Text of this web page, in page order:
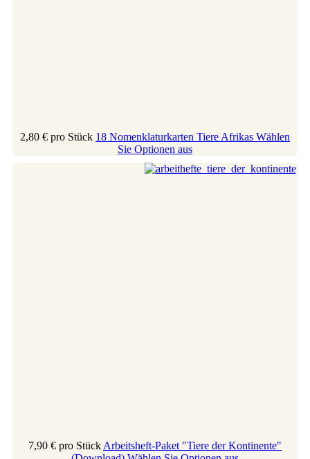
2,80 € pro Stück 18 Nomenklaturkarten Tiere Afrikas Wählen
Sie Optionen aus
7,90 € pro StückArbeitsheft-Paket "Tiere der Kontinente"